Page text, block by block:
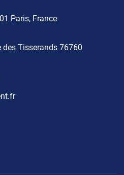
Paris, France
des Tisserands 76760